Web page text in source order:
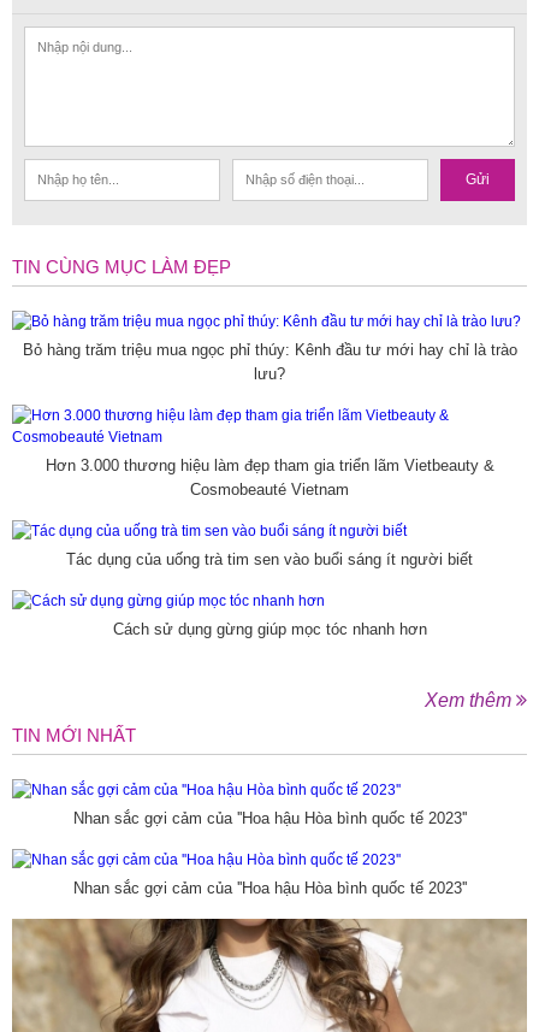
Gửi
TIN CÙNG MỤC LÀM ĐẸP
Bỏ hàng trăm triệu mua ngọc phỉ thúy: Kênh đầu tư mới hay chỉ là trào
lưu?
Hơn 3.000 thương hiệu làm đẹp tham gia triển lãm Vietbeauty &
Cosmobeauté Vietnam
Tác dụng của uống trà tim sen vào buổi sáng ít người biết
Cách sử dụng gừng giúp mọc tóc nhanh hơn
Xem thêm
TIN MỚI NHẤT
Nhan sắc gợi cảm của ''Hoa hậu Hòa bình quốc tế 2023''
Nhan sắc gợi cảm của ''Hoa hậu Hòa bình quốc tế 2023''